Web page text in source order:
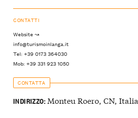
CONTATTI
Website ↝
info@turismoinlanga.it
Tel: +39 0173 364030
Mob: +39 331 923 1050
CONTATTA
INDIRIZZO:Monteu Roero, CN, Italia